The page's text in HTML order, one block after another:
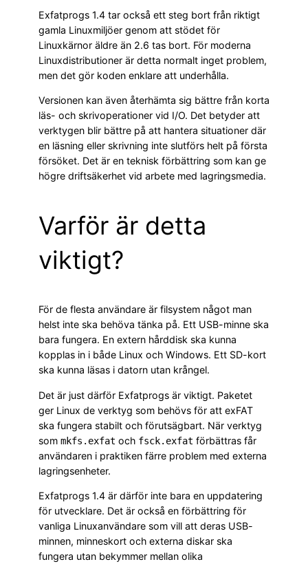
Exfatprogs 1.4 tar också ett steg bort från riktigt
gamla Linuxmiljöer genom att stödet för
Linuxkärnor äldre än 2.6 tas bort. För moderna
Linuxdistributioner är detta normalt inget problem,
men det gör koden enklare att underhålla.
Versionen kan även återhämta sig bättre från korta
läs- och skrivoperationer vid I/O. Det betyder att
verktygen blir bättre på att hantera situationer där
en läsning eller skrivning inte slutförs helt på första
försöket. Det är en teknisk förbättring som kan ge
högre driftsäkerhet vid arbete med lagringsmedia.
Varför är detta
viktigt?
För de flesta användare är filsystem något man
helst inte ska behöva tänka på. Ett USB-minne ska
bara fungera. En extern hårddisk ska kunna
kopplas in i både Linux och Windows. Ett SD-kort
ska kunna läsas i datorn utan krångel.
Det är just därför Exfatprogs är viktigt. Paketet
ger Linux de verktyg som behövs för att exFAT
ska fungera stabilt och förutsägbart. När verktyg
som mkfs.exfat och fsck.exfat förbättras får
användaren i praktiken färre problem med externa
lagringsenheter.
Exfatprogs 1.4 är därför inte bara en uppdatering
för utvecklare. Det är också en förbättring för
vanliga Linuxanvändare som vill att deras USB-
minnen, minneskort och externa diskar ska
fungera utan bekymmer mellan olika